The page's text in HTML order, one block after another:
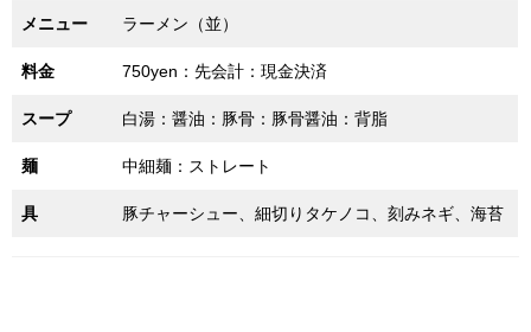
メニュー ラーメン（並）
料金 750yen：先会計：現金決済
スープ 白湯：醤油：豚骨：豚骨醤油：背脂
麺 中細麺：ストレート
具 豚チャーシュー、細切りタケノコ、刻みネギ、海苔